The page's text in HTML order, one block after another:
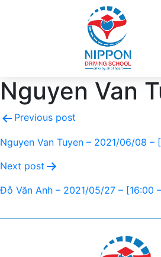
Nguyen Van
Previous post
Nguyen Van Tuyen – 2021/06/08 –
Next post
Đỗ Văn Anh – 2021/05/27 – [16:00